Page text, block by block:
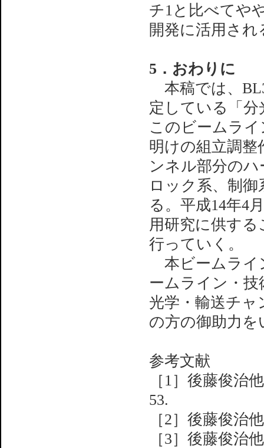
チ1と比べてや
開発に活用さ
5．おわりに
本稿では、
定している「
このビームラ
明けの組立調整
ンネル部分の
ロック系、制
る。平成14年4
用研究に供す
行っていく。
本ビームライ
ームライン・
光学・輸送チ
の方の御助力
参考文献
［1］後藤俊治
53.
［2］後藤俊治
［3］後藤俊治